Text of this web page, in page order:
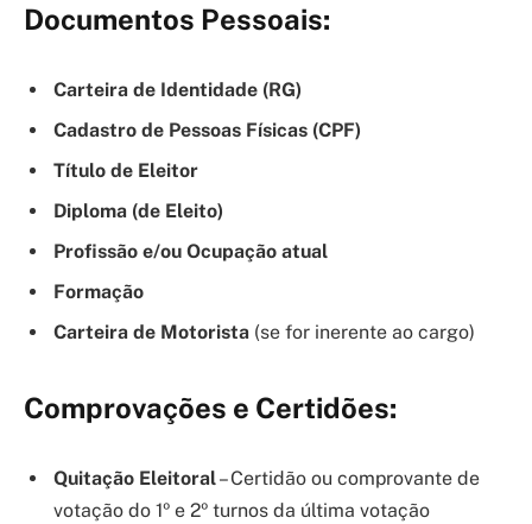
Documentos Pessoais:
Carteira de Identidade (RG)
Cadastro de Pessoas Físicas (CPF)
Título de Eleitor
Diploma (de Eleito)
Profissão e/ou Ocupação atual
Formação
Carteira de Motorista (se for inerente ao cargo)
Comprovações e Certidões:
Quitação Eleitoral– Certidão ou comprovante de
votação do 1º e 2º turnos da última votação